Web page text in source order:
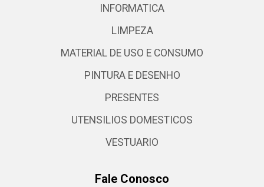
INFORMATICA
LIMPEZA
MATERIAL DE USO E CONSUMO
PINTURA E DESENHO
PRESENTES
UTENSILIOS DOMESTICOS
VESTUARIO
Fale Conosco